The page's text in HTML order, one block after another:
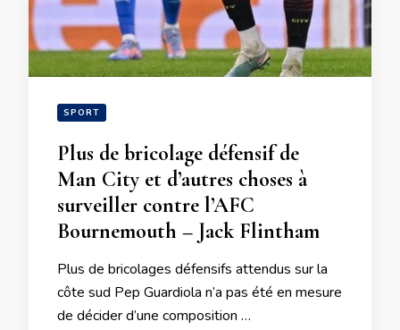
SPORT
Plus de bricolage défensif de
Man City et d’autres choses à
surveiller contre l’AFC
Bournemouth – Jack Flintham
Plus de bricolages défensifs attendus sur la
côte sud Pep Guardiola n’a pas été en mesure
de décider d’une composition …